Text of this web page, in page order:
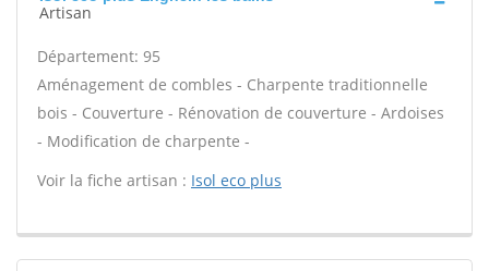
Artisan
Département: 95
Aménagement de combles - Charpente traditionnelle
bois - Couverture - Rénovation de couverture - Ardoises
- Modification de charpente -
Voir la fiche artisan : Isol eco plus